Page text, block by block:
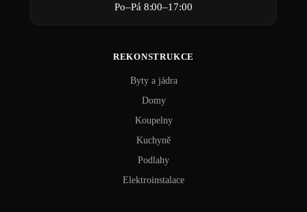
Po–Pá 8:00–17:00
REKONSTRUKCE
Byty a jádra
Domy
Koupelny
Kuchyně
Podlahy
Elektroinstalace